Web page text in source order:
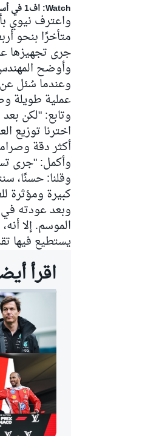
Watch: اف1 في أسبوع: أنتونيللي لا يُقهر في موناكو، استراتيجيات فيراري، حوادث وعقوبات بالجملة وصدمة لـ راسل
واعترف نيوي
جرى تجهيزها
وأوضح
وعندما سُئل
عملية طويلة
وتابع: "لكن
اخترنا توزيع
أكثر دقة
وأكمل: "جرى
وقلنا: حسنًا،
كبيرة ومؤثرة
وبعد عودته
الموسم. إلا
يستطيع فيها
اقرأ